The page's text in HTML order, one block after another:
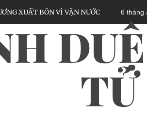
VÌ VẬN NƯỚC 6 tháng ago
TỬ